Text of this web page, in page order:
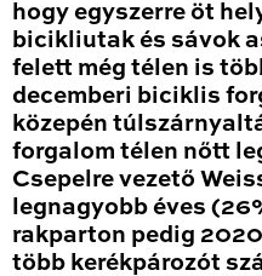
hogy egyszerre öt
bicikliutak és sávok
felett még télen is
decemberi biciklis
közepén
forgalom télen nőtt
Csepelre vezető
legnagyobb éves
rakparton pedig
több kerékpározót